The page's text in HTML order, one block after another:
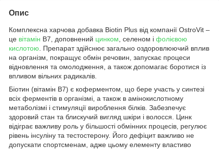
Опис
Комплексна харчова добавка Biotin Plus від компанії OstroVit –
це вітамін В7, доповнений цинком , селеном і фолієвою
кислотою . Препарат здійснює загально оздоровлюючий вплив
на організм, покращує обмін речовин, запускає процеси
відновлення та омолодження, а також допомагає боротися із
впливом вільних радикалів.
Біотин (вітамін В7) є коферментом, що бере участь у синтезі
всіх ферментів в організмі, а також в амінокислотному
метаболізмі і стимуляції вироблення білків. Забезпечує
здоровий стан та блискучий вигляд шкіри і волосся. Цинк
відіграє важливу роль у більшості обмінних процесів, регулює
рівень інсуліну та тестостерону. Його дефіцит важливо не
допускати спортсменам, адже цьому елементу властиво